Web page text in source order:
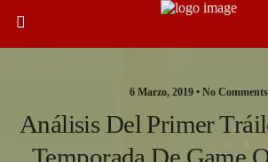
6 Marzo, 2019 • No Comments
Análisis Del Primer